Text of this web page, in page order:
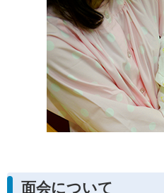
面会について